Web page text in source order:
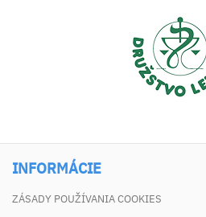
INFORMÁCIE
ZÁSADY POUŽÍVANIA COOKIES